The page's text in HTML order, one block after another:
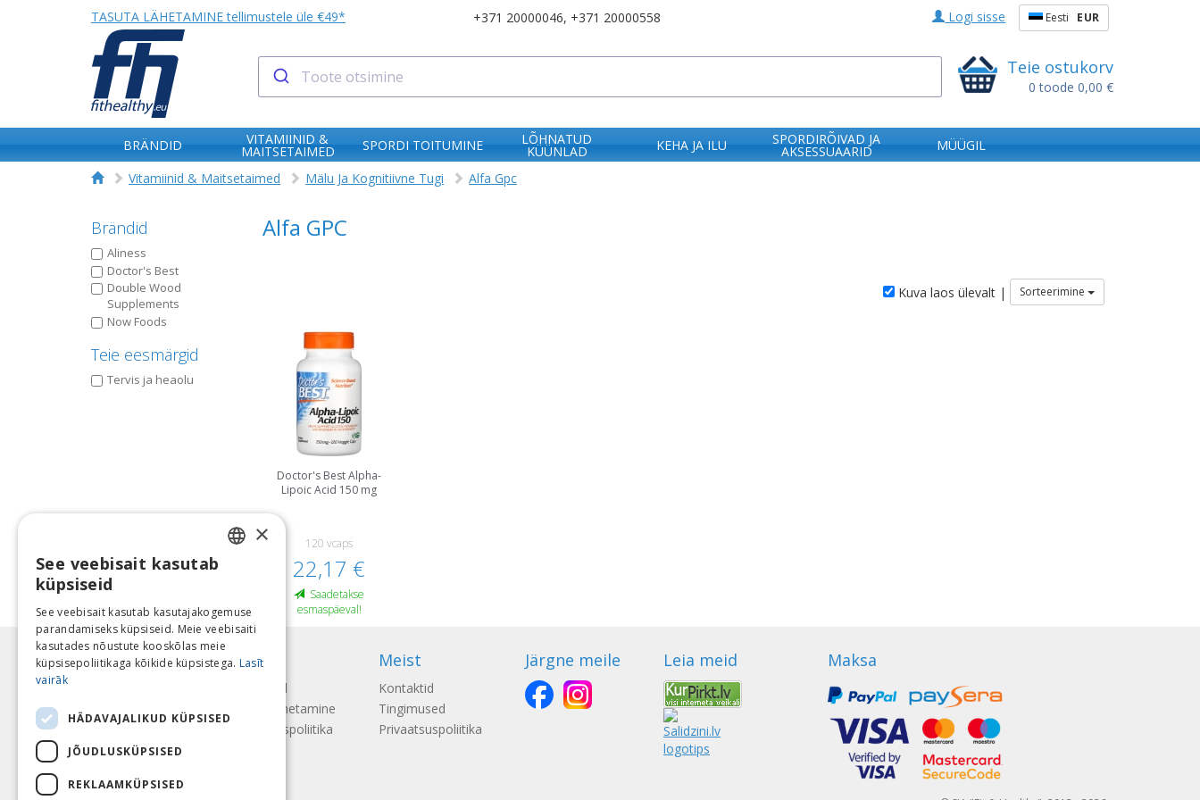
TASUTA LÄHETAMINE tellimustele üle €49* +371 20000046, +371 20000558 Logi sisse Eesti EUR
Teie ostukorv
0 toode 0,00 €
BRÄNDID VITAMIINID &
MAITSETAIMED SPORDI TOITUMINE LÕHNATUD
KÜÜNLAD KEHA JA ILU SPORDIRÕIVAD JA
AKSESSUAARID
MÜÜGIL
Vitamiinid & Maitsetaimed
Mälu Ja Kognitiivne Tugi Alfa Gpc
Brändid
Aliness
Doctor's Best
Double Wood
Supplements
Now Foods
Teie eesmärgid
Tervis ja heaolu
Alfa GPC
Kuva laos ülevalt | Sorteerimine
Doctor's Best Alpha-
Lipoic Acid 150 mg
120 vcaps
22,17 €
Saadetakse
esmaspäeval!
Teave
Makseviisid
Kohaletoimetamine
Tagastamispoliitika
Meist
Kontaktid
Tingimused
Privaatsuspoliitika
Järgne meile Leia meid Maksa
LATVIAN
LITHUANIAN
ESTONIAN
×
See veebisait kasutab
küpsiseid
See veebisait kasutab kasutajakogemuse
parandamiseks küpsiseid. Meie veebisaiti
kasutades nõustute kooskõlas meie
küpsisepoliitikaga kõikide küpsistega. Lasīt
vairāk
HÄDAVAJALIKUD KÜPSISED
JÕUDLUSKÜPSISED
REKLAAMKÜPSISED